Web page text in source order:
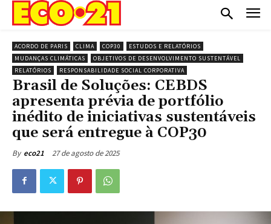
ACORDO DE PARIS CLIMA COP30
ESTUDOS E RELATÓRIOS
MUDANÇAS CLIMÁTICAS
OBJETIVOS DE DESENVOLVIMENTO SUSTENTÁVEL
RELATÓRIOS
RESPONSABILIDADE SOCIAL CORPORATIVA
Brasil de Soluções: CEBDS
apresenta prévia de portfólio
inédito de iniciativas sustentáveis
que será entregue à COP30
By eco21 27 de agosto de 2025